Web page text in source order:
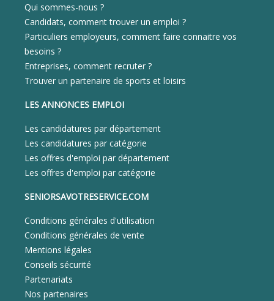
Qui sommes-nous ?
Candidats, comment trouver un emploi ?
Particuliers employeurs, comment faire connaitre vos
besoins ?
Entreprises, comment recruter ?
Trouver un partenaire de sports et loisirs
LES ANNONCES EMPLOI
Les candidatures par département
Les candidatures par catégorie
Les offres d'emploi par département
Les offres d'emploi par catégorie
SENIORSAVOTRESERVICE.COM
Conditions générales d'utilisation
Conditions générales de vente
Mentions légales
Conseils sécurité
Partenariats
Nos partenaires